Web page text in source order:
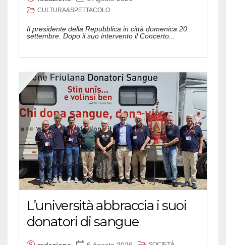
CULTURA&SPETTACOLO
Il presidente della Repubblica in città domenica 20
settembre. Dopo il suo intervento il Concerto...
L’università abbraccia i suoi
donatori di sangue